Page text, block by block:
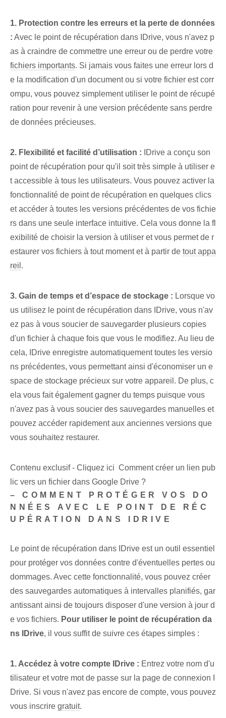
1. Protection contre les erreurs et la perte de données
: Avec le point de récupération dans IDrive, vous n'avez p
as à craindre de commettre une erreur ou de perdre votre
fichiers importants.⁤ Si jamais vous faites une erreur lors d
e la modification d'un document ou si votre fichier est corr
ompu, vous pouvez simplement utiliser le point de récupé
ration pour revenir à une version précédente sans perdre
de données précieuses.
2. Flexibilité et facilité d’utilisation : IDrive a conçu son
point de récupération pour qu'il soit très simple à utiliser e
t accessible à tous les utilisateurs. ‍Vous pouvez activer la
fonctionnalité de point de récupération en quelques clics ⁢
et accéder à toutes les versions précédentes de vos fichie
rs dans une seule interface intuitive. Cela vous donne la fl
exibilité de choisir la version à utiliser et vous permet de r
estaurer vos fichiers à tout moment et à partir de tout appa
reil .
3. Gain de temps et d’espace de stockage : Lorsque vo
us utilisez le point de récupération dans IDrive, vous n'av
ez pas à vous soucier de sauvegarder plusieurs copies
d'un fichier à chaque fois que vous le modifiez. Au lieu de
cela, IDrive enregistre automatiquement toutes les versio
ns précédentes, vous permettant ainsi d'économiser un e
space de stockage précieux sur votre appareil. De plus, c
ela vous fait également gagner du temps puisque vous
n'avez pas à vous soucier des sauvegardes manuelles et
pouvez accéder rapidement aux anciennes versions que
vous souhaitez restaurer.
Contenu exclusif - Cliquez ici Comment créer un lien pub
lic vers un fichier dans Google Drive ?
– COMMENT PROTÉGER VOS DO
NNÉES AVEC LE POINT DE RÉC
UPÉRATION DANS IDRIVE
Le point de récupération dans IDrive est un outil essentiel
pour protéger vos données contre d'éventuelles pertes ou
dommages. Avec cette fonctionnalité, vous pouvez créer
des sauvegardes automatiques à intervalles planifiés, gar
antissant ainsi de toujours disposer d'une version à jour d
e vos fichiers. Pour utiliser le point de récupération da
ns IDrive, il vous suffit de suivre ces étapes simples :
1. Accédez à votre compte IDrive : Entrez⁤ votre nom d'u
tilisateur et votre mot de passe sur la page de connexion I
Drive. Si‌ vous n'avez pas encore de compte, vous pouvez
vous inscrire gratuit.